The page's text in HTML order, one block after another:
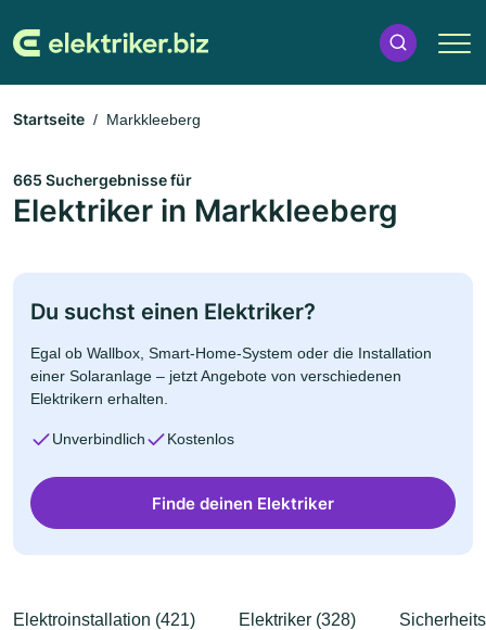
Startseite Markkleeberg
665 Suchergebnisse für
Elektriker in Markkleeberg
Du suchst einen Elektriker?
Egal ob Wallbox, Smart-Home-System oder die Installation
einer Solaranlage – jetzt Angebote von verschiedenen
Elektrikern erhalten.
Unverbindlich Kostenlos
Finde deinen Elektriker
Elektroinstallation (421) Elektriker (328)